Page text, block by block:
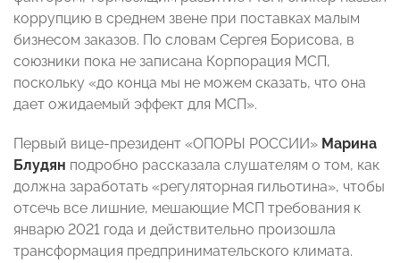
коррупцию в среднем звене при поставках малым
бизнесом заказов. По словам Сергея Борисова, в
союзники пока не записана Корпорация МСП,
поскольку «до конца мы не можем сказать, что она
дает ожидаемый эффект для МСП».
Первый вице-президент «ОПОРЫ РОССИИ» Марина
Блудян подробно рассказала слушателям о том, как
должна заработать «регуляторная гильотина», чтобы
отсечь все лишние, мешающие МСП требования к
январю 2021 года и действительно произошла
трансформация предпринимательского климата.